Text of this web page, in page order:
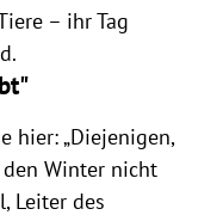
– ihr Tag
hier: „Diejenigen,
Winter nicht
Leiter des